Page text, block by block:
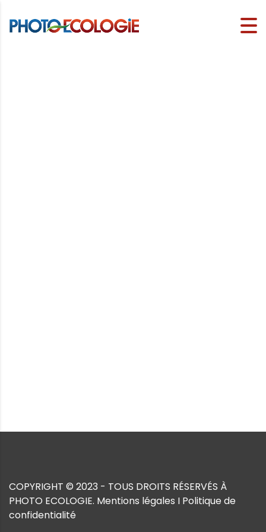
COPYRIGHT © 2023 - TOUS DROITS RÉSERVÉS À
PHOTO ECOLOGIE. Mentions légales I Politique de
confidentialité